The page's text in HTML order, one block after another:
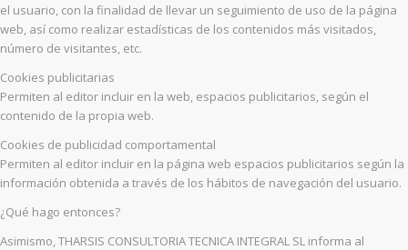
el usuario, con la finalidad de llevar un seguimiento de uso de la página
web, así como realizar estadísticas de los contenidos más visitados,
número de visitantes, etc.
Cookies publicitarias
Permiten al editor incluir en la web, espacios publicitarios, según el
contenido de la propia web.
Cookies de publicidad comportamental
Permiten al editor incluir en la página web espacios publicitarios según la
información obtenida a través de los hábitos de navegación del usuario.
¿Qué hago entonces?
Asimismo, THARSIS CONSULTORIA TECNICA INTEGRAL SL informa al